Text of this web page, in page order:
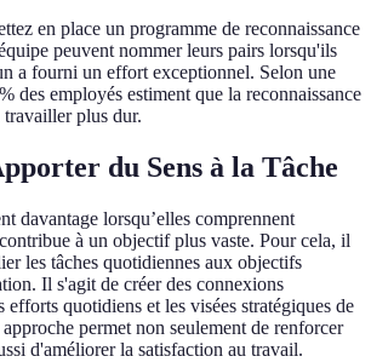
en place un programme de reconnaissance
peuvent nommer leurs pairs lorsqu'ils
a fourni un effort exceptionnel. Selon une
des employés estiment que la reconnaissance
plus dur.
du Sens à la Tâche
davantage lorsqu’elles comprennent
à un objectif plus vaste. Pour cela, il
les tâches quotidiennes aux objectifs
Il s'agit de créer des connexions
efforts quotidiens et les visées stratégiques de
permet non seulement de renforcer
d'améliorer la satisfaction au travail.